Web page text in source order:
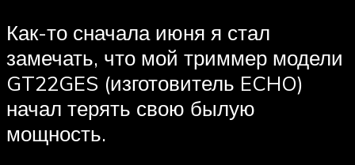
Как-то сначала июня я стал
замечать, что мой триммер модели
GT22GES (изготовитель ECHO)
начал терять свою былую
мощность.